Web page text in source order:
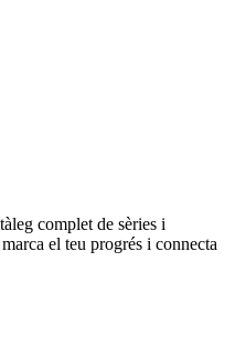
complet de sèries i
el teu progrés i connecta